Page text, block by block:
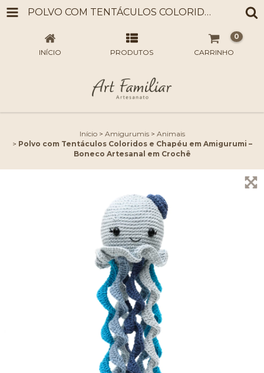
POLVO COM TENTÁCULOS COLORIDOS E CHAPÉU EM AMIGURUMI – BONECO ARTESANAL EM CROCHÊ
INÍCIO PRODUTOS CARRINHO
0
Início > Amigurumis > Animais
> Polvo com Tentáculos Coloridos e Chapéu em Amigurumi –
Boneco Artesanal em Crochê